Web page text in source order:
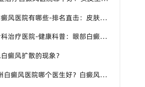
泉州永春治白癜风医院有哪些-排名直击：皮肤白斑是什么原因导致的？
泉州白癜风专科治疗医院-健康科普：眼部白癜风症状？
癜风扩散的现象？
实力推荐-泉州白癜风医院哪个医生好？白癜风症状表现都有什么？